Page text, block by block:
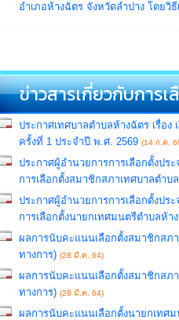
อำเภอห้างฉัตร จังหวัดลำปาง โดยวิธี
ข่าวสารเกี่ยวกับการ
ประกาศเทศบาลตำบลห้างฉัตร เรื่อ
ครั้งที่ 1 ประจำปี พ.ศ. 2569 (14 ก.ค.
ประกาศผู้อำนวยการการเลือกตั้งปร
การเลือกตั้งสมาชิกสภาเทศบาลตำบ
ประกาศผู้อำนวยการการเลือกตั้งปร
การเลือกตั้งนายกเทศมนตรีตำบลห้า
ผลการนับคะแนนเลือกตั้งสมาชิกสภ
ทางการ) (28 มี.ค. 64)
ผลการนับคะแนนเลือกตั้งสมาชิกสภ
ทางการ) (28 มี.ค. 64)
ผลการนับคะแนนเลือกตั้งนายกเทศ